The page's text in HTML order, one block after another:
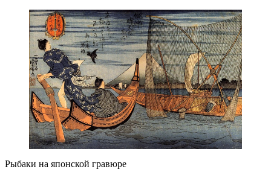
Рыбаки на японской гравюре